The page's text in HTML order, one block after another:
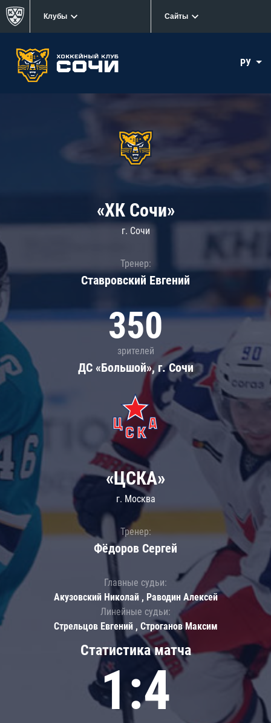
Клубы Сайты
РУ
«ХК Сочи»
г. Сочи
Тренер:
Ставровский Евгений
350
зрителей
ДС «Большой», г. Сочи
Статистика матча
1:4
«ЦСКА»
г. Москва
Тренер:
Фёдоров Сергей
Главные судьи:
Акузовский Николай , Раводин Алексей
Линейные судьи:
Стрельцов Евгений , Строганов Максим